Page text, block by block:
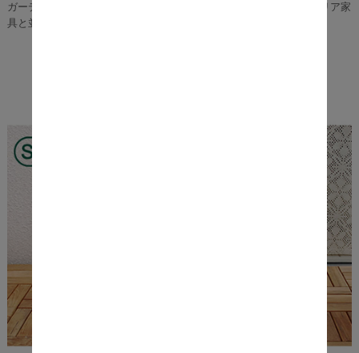
ガーデン用に作られたコーヒーバレルならお庭はもちろん、インテリア家
具と並べても違和感のない仕上がりです。